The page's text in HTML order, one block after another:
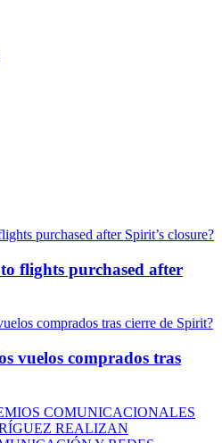
flights purchased after
vuelos comprados tras